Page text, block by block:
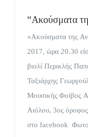
“Ακούσματα
«Ακούσματα της
2017, ώρα 20.30
βιολί Περικλής
Ταξιάρχης
Μουσικής Φοίβος
Αιόλου, 3ος
στο facebook